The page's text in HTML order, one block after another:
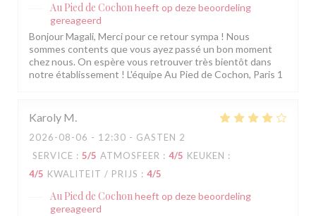
Au Pied de Cochonheeft op deze beoordeling
gereageerd
Bonjour Magali, Merci pour ce retour sympa ! Nous
sommes contents que vous ayez passé un bon moment
chez nous. On espère vous retrouver très bientôt dans
notre établissement ! L'équipe Au Pied de Cochon, Paris 1
Karoly M
2026-08-06 - 12:30 - GASTEN 2
SERVICE : 5/5 ATMOSFEER : 4/5 KEUKEN :
4/5 KWALITEIT / PRIJS : 4/5
Au Pied de Cochonheeft op deze beoordeling
gereageerd